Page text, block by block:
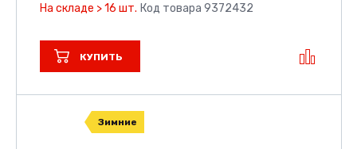
На складе > 16 шт. Код товара 9372432
КУПИТЬ
Зимние